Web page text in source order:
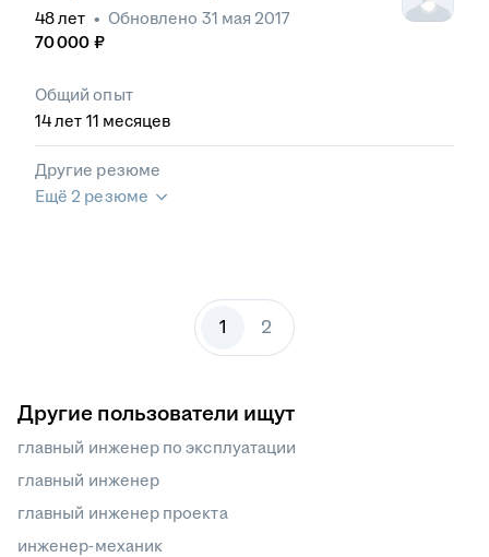
48лет • Обновлено 31 мая 2017
70 000 ₽
Общий опыт
14лет 11 месяцев
Другие резюме
Ещё 2 резюме
1 2
Другие пользователи ищут
главный инженер по эксплуатации
главный инженер
главный инженер проекта
инженер-механик